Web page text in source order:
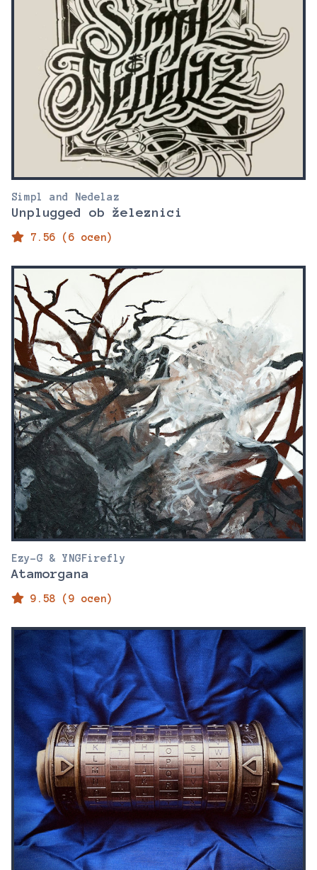
Simpl and Nedelaz
Unplugged ob železnici
7.56 (6 ocen)
Ezy-G & YNGFirefly
Atamorgana
9.58 (9 ocen)